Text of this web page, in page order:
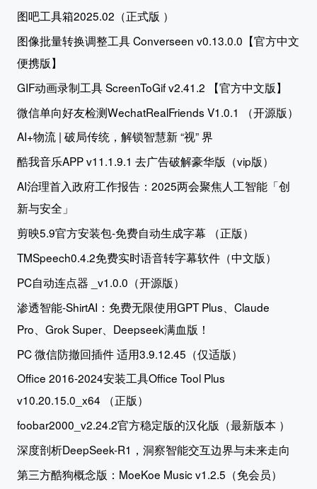
图吧工具箱2025.02（正式版 ）
图像批量转换调整工具 Converseen v0.13.0.0【官方中文
便携版】
GIF动画录制工具 ScreenToGif v2.41.2 【官方中文版】
微信单向好友检测WechatRealFriends V1.0.1 （开源版）
AI+物流 | 破局传统，解锁智慧新 “视” 界
酷我音乐APP v11.1.9.1 去广告破解豪华版（vip版）
AI治理首入政府工作报告：2025两会聚焦人工智能「创
新与安全」
剪映5.9官方安装包-免费自动生成字幕 （正版）
TMSpeech0.4.2免费实时语音转字幕软件（中文版）
PC自动连点器 _v1.0.0（开源版）
渗透智能-ShirtAI：免费无限使用GPT Plus、Claude
Pro、Grok Super、Deepseek满血版！
PC 微信防撤回插件 适用3.9.12.45（仅适版）
Office 2016-2024安装工具Office Tool Plus
v10.20.15.0_x64 （正版）
foobar2000_v2.24.2官方稳定版的汉化版（最新版本 ）
深度剖析DeepSeek-R1，洞察智能交互边界与未来走向
第三方酷狗概念版：MoeKoe Music v1.2.5（免会员）